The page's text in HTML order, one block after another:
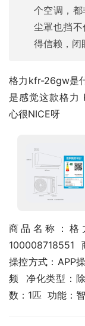
个空调，
尘罩也挡
得信赖，闭
格力kfr-26gw是
是感觉这款格力
心很NICE呀
商品名称：格
100008718551
操控方式：APP
频  净化类型：
数：1匹  功能：